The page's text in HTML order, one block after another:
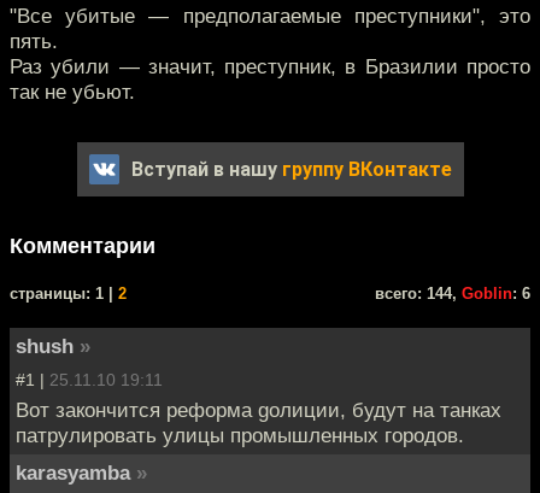
"Все убитые — предполагаемые преступники", это
пять.
Раз убили — значит, преступник, в Бразилии просто
так не убьют.
Вступай в нашу группу ВКонтакте
Комментарии
cтраницы: 1 | 2 всего: 144, Goblin: 6
shush »
#1 | 25.11.10 19:11
Вот закончится реформа gолиции, будут на танках
патрулировать улицы промышленных городов.
karasyamba »